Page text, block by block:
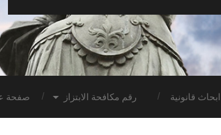
ابحاث قانونية رقم مكافحة الابتزاز صفحة